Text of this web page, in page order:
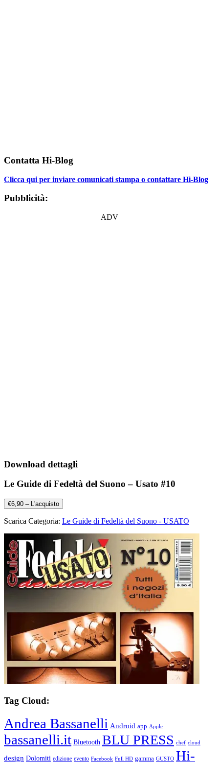
Contatta Hi-Blog
Clicca qui per inviare comunicati stampa o contattare Hi-Blog
Pubblicità:
ADV
Download dettagli
Le Guide di Fedeltà del Suono – Usato #10
€6,90 – L'acquisto
Scarica Categoria: Le Guide di Fedeltà del Suono - USATO
Tag Cloud:
Andrea Bassanelli Android app Apple
bassanelli.it Bluetooth BLU PRESS chef cloud
design Dolomiti edizione evento Facebook Full HD gamma GUSTO Hi-